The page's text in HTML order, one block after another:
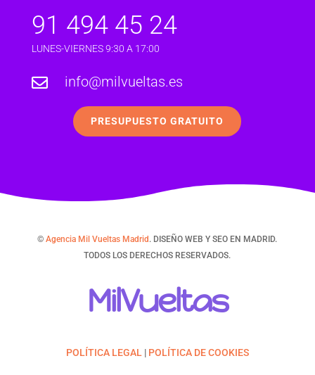
91 494 45 24
LUNES-VIERNES 9:30 A 17:00
 info@milvueltas.es
PRESUPUESTO GRATUITO
©Agencia Mil Vueltas Madrid. DISEÑO WEB Y SEO EN MADRID.
TODOS LOS DERECHOS RESERVADOS.
MilVueltas
POLÍTICA LEGAL | POLÍTICA DE COOKIES